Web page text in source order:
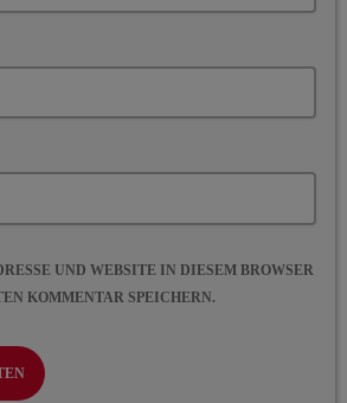
UND WEBSITE IN DIESEM BROWSER
KOMMENTAR SPEICHERN.